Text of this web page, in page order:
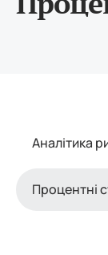
Аналітика
Процентні